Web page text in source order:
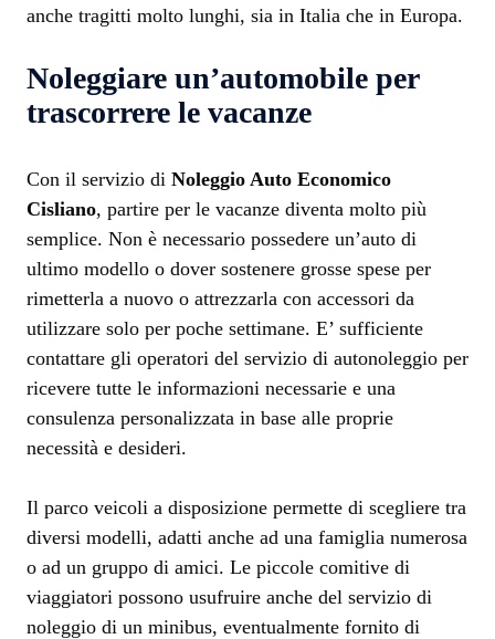
anche tragitti molto lunghi, sia in Italia che in Europa.
Noleggiare un’automobile per
trascorrere le vacanze
Con il servizio di Noleggio Auto Economico
Cisliano, partire per le vacanze diventa molto più
semplice. Non è necessario possedere un’auto di
ultimo modello o dover sostenere grosse spese per
rimetterla a nuovo o attrezzarla con accessori da
utilizzare solo per poche settimane. E’ sufficiente
contattare gli operatori del servizio di autonoleggio per
ricevere tutte le informazioni necessarie e una
consulenza personalizzata in base alle proprie
necessità e desideri.
Il parco veicoli a disposizione permette di scegliere tra
diversi modelli, adatti anche ad una famiglia numerosa
o ad un gruppo di amici. Le piccole comitive di
viaggiatori possono usufruire anche del servizio di
noleggio di un minibus, eventualmente fornito di